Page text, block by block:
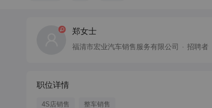
郑女士
福清市宏业汽车销售服务有限公司 招聘者
职位详情
4S店销售 整车销售